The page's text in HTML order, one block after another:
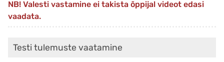
NB! Valesti vastamine ei takista õppijal videot edasi
vaadata.
Testi tulemuste vaatamine